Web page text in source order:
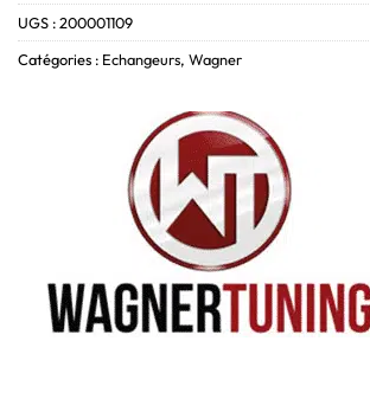
UGS :200001109
Catégories : Echangeurs, Wagner